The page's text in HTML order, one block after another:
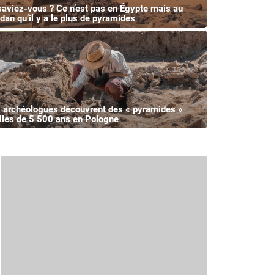
vous ? Ce n’est pas en Égypte mais au
qu’il y a le plus de pyramides
archéologues découvrent des « pyramides »
de 5 500 ans en Pologne